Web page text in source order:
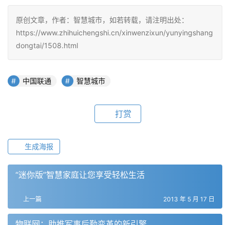
原创文章，作者：智慧城市，如若转载，请注明出处：
https://www.zhihuichengshi.cn/xinwenzixun/yunyingshang
dongtai/1508.html
中国联通 智慧城市
打赏
生成海报
“迷你版”智慧家庭让您享受轻松生活
上一篇 2013 年 5 月 17 日